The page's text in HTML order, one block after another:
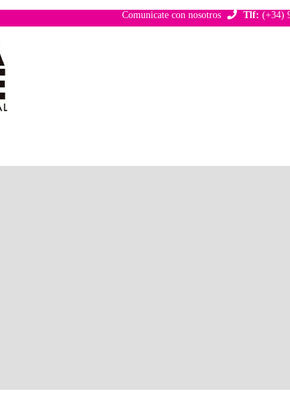
Comunicate con nosotros Tlf: (+34)